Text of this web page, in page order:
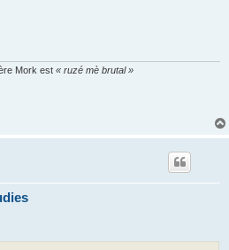
Mork est « ruzé mè brutal »